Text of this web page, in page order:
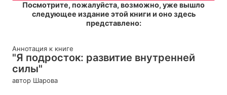
Посмотрите, пожалуйста, возможно, уже вышло
следующее издание этой книги и оно здесь
представлено:
Аннотация к книге
"Я подросток: развитие внутренней
силы"
автор Шарова